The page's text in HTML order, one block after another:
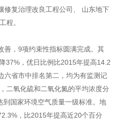
修复治理改良工程公司、 山东地下
程。
善，9项约束性指标圆满完成。其
37%，优日比例比2015年提高14.2
六省市中排名第二，均为有监测记
二氧化硫和二氧化氮的平均浓度分
到国家环境空气质量一级标准。地
，比2015年提高近20个百分